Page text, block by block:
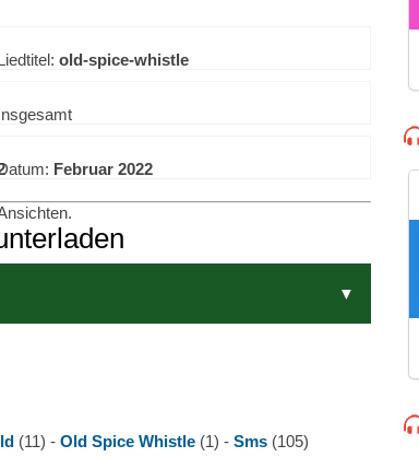
old-spice-whistle
Februar 2022
(11) - Old Spice Whistle (1) - Sms (105)